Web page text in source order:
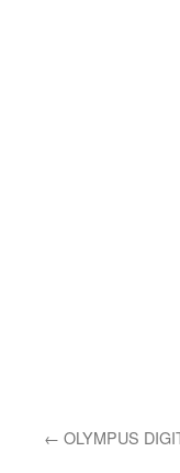
OLYMPUS